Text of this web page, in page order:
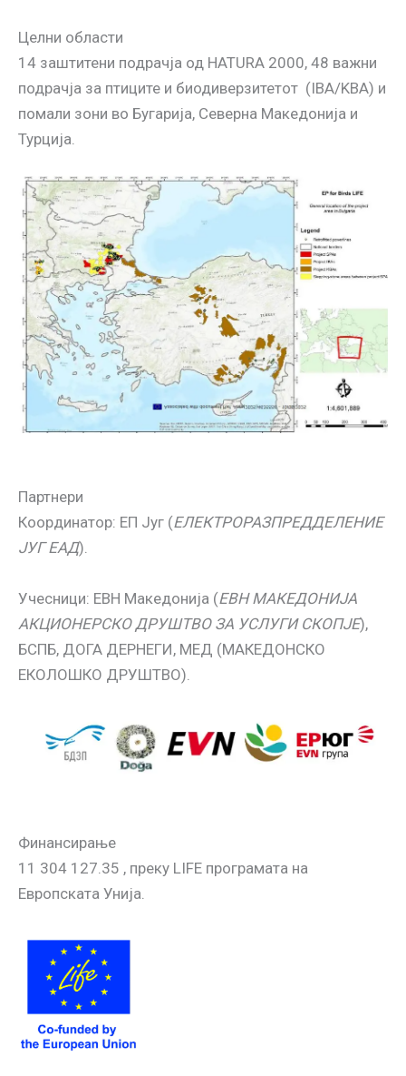
Целни области
14 заштитени подрачја од НATURA 2000, 48 важни
подрачја за птиците и биодиверзитетот (IBA/KBA) и
помали зони во Бугарија, Северна Македонија и
Турција.
Партнери
Координатор: ЕП Југ (ЕЛЕКТРОРАЗПРЕДДЕЛЕНИЕ
ЈУГ ЕАД).
Учесници: ЕВН Македонија (ЕВН МАКЕДОНИЈА
АКЦИОНЕРСКО ДРУШТВО ЗА УСЛУГИ СКОПЈЕ),
БСПБ, ДОГА ДЕРНЕГИ, МЕД (МАКЕДОНСКО
ЕКОЛОШКО ДРУШТВО).
Финансирање
11 304 127.35 , преку LIFE програмата на
Европската Унија.